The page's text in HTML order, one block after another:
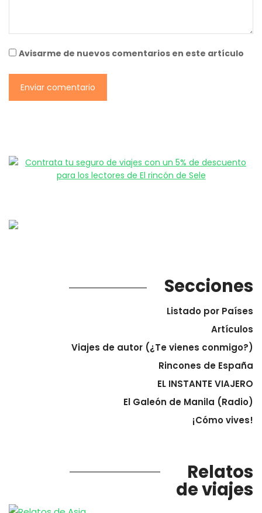
Avisarme de nuevos comentarios en este artículo
Secciones
Listado por Países
Artículos
Viajes de autor (¿Te vienes conmigo?)
Rincones de España
EL INSTANTE VIAJERO
El Galeón de Manila (Radio)
¡Cómo vives!
Relatos
de viajes